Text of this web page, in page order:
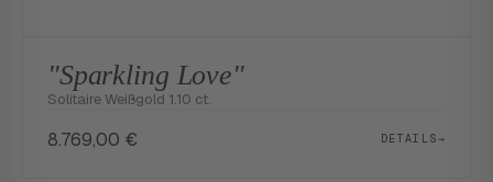
"Sparkling Love"
Solitaire Weißgold 1.10 ct.
8.769,00 € DETAILS→